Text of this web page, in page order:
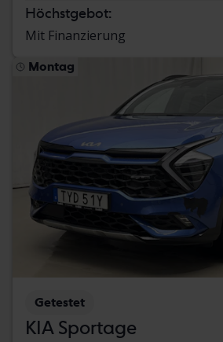
Höchstgebot:
Mit Finanzierung
Montag
Getestet
KIA Sportage